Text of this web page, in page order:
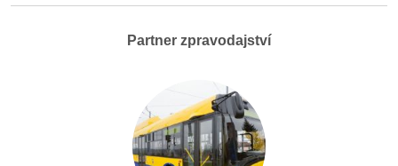
Partner zpravodajství